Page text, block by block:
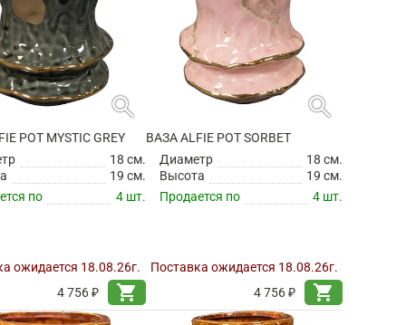
search
POT MYSTIC GREY
18 см.
19 см.
по
4 шт.
ожидается 18.08.26г.
4 756 ₽
shopping_cart
search
ВАЗА ALFIE POT SORBET
Диаметр
18 см.
Высота
19 см.
Продается по
4 шт.
Поставка ожидается 18.08.26г.
4 756 ₽
shopping_cart